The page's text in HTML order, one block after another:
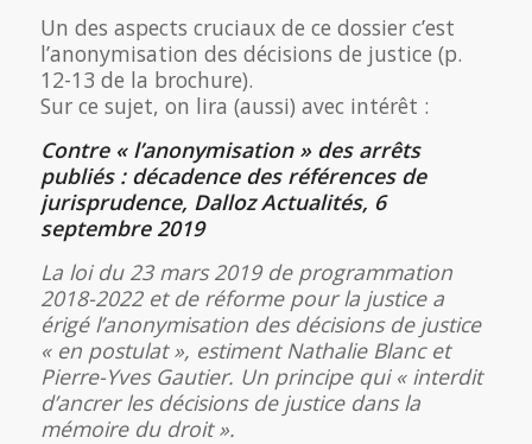
Un des aspects cruciaux de ce dossier c’est
l’anonymisation des décisions de justice (p.
12-13 de la brochure).
Sur ce sujet, on lira (aussi) avec intérêt :
Contre « l’anonymisation » des arrêts
publiés : décadence des références de
jurisprudence, Dalloz Actualités, 6
septembre 2019
La loi du 23 mars 2019 de programmation
2018-2022 et de réforme pour la justice a
érigé l’anonymisation des décisions de justice
« en postulat », estiment Nathalie Blanc et
Pierre-Yves Gautier. Un principe qui « interdit
d’ancrer les décisions de justice dans la
mémoire du droit ».